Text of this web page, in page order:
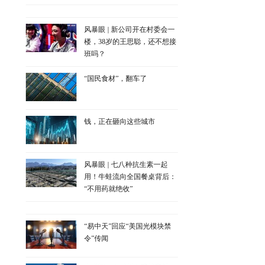
风暴眼 | 新公司开在村委会一
楼，38岁的王思聪，还不想接
班吗？
“国民食材”，翻车了
钱，正在砸向这些城市
风暴眼 | 七八种抗生素一起
用！牛蛙流向全国餐桌背后：
“不用药就绝收”
“易中天”回应“美国光模块禁
令”传闻